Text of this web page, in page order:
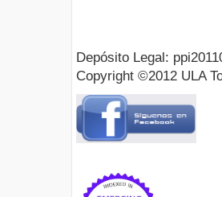
Depósito Legal:
Copyright ©2012 ULA